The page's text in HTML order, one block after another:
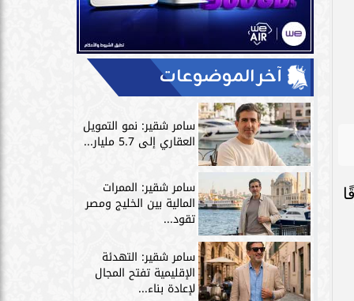
متفوقًا
آخر الموضوعات
سامر شقير: نمو التمويل
العقاري إلى 5.7 مليار...
سامر شقير: الممرات
المالية بين الخليج ومصر
تقود...
سامر شقير: التهدئة
الإقليمية تفتح المجال
لإعادة بناء...